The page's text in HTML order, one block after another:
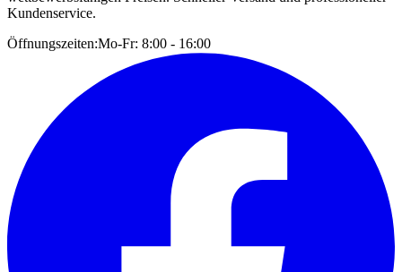
Kundenservice.
Öffnungszeiten:Mo-Fr: 8:00 - 16:00